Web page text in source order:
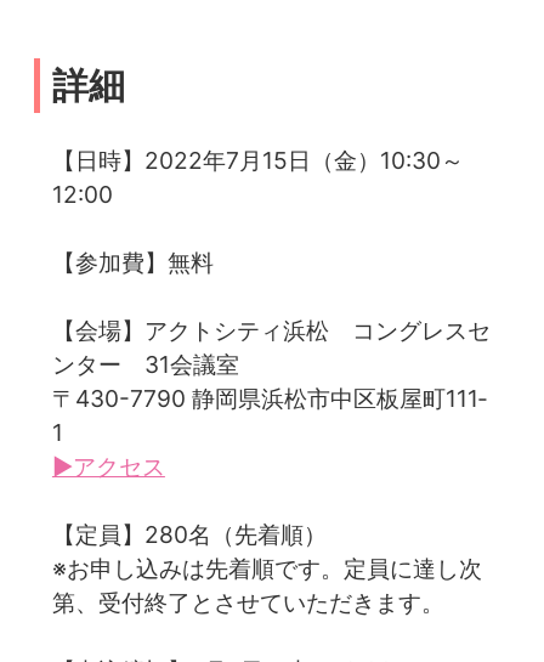
詳細
【日時】2022年7月15日（金）10:30～
12:00
【参加費】無料
【会場】アクトシティ浜松 コングレスセ
ンター 31会議室
〒430-7790 静岡県浜松市中区板屋町111‐
1
▶アクセス
【定員】280名（先着順）
※お申し込みは先着順です。定員に達し次
第、受付終了とさせていただきます。